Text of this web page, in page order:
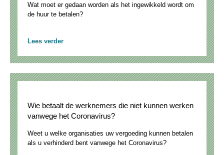
Wat moet er gedaan worden als het ingewikkeld wordt om
de huur te betalen?
Lees verder
Wie betaalt de werknemers die niet kunnen werken
vanwege het Coronavirus?
Weet u welke organisaties uw vergoeding kunnen betalen
als u verhinderd bent vanwege het Coronavirus?